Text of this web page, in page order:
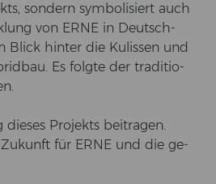
son­dern sym­bo­li­siert auch
von ERNE in Deutsch­
Blick hin­ter die Ku­lis­sen und
Es folg­te der tra­di­tio­
Pro­jekts bei­tra­gen.
für ERNE und die ge­